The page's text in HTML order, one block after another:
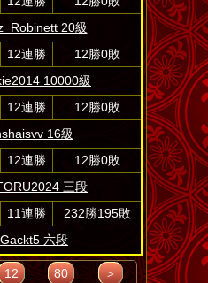
20級
12連勝
12勝0敗
10000級
12連勝
12勝0敗
16級
12連勝
12勝0敗
三段
11連勝
232勝195敗
Gackt5 六段
12 80
＞